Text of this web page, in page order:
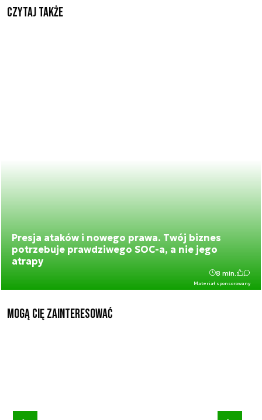
Czytaj także
Presja ataków i nowego prawa. Twój biznes
potrzebuje prawdziwego SOC-a, a nie jego
atrapy
Materiał sponsorowany
8 min.
Mogą Cię zainteresować